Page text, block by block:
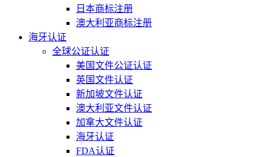
日本商标注册
澳大利亚商标注册
海牙认证
全球公证认证
美国文件公证认证
英国文件认证
新加坡文件认证
澳大利亚文件认证
加拿大文件认证
海牙认证
FDA认证